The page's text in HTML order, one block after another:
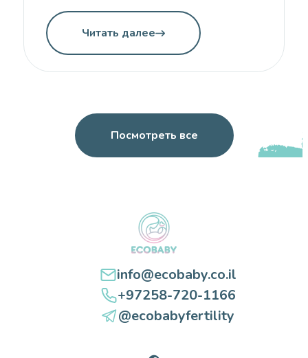
женщине (реципиенту), чтобы помочь ей
обрести шанс на материнство. Этот метод
вспомогательной репродукции часто
Читать далее
Посмотреть все
info@ecobaby.co.il
+97258-720-1166
@ecobabyfertility